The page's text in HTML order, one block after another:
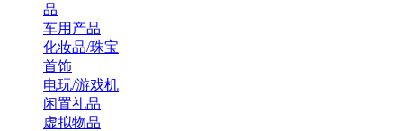
品
车用产品
化妆品/珠宝
首饰
电玩/游戏机
闲置礼品
虚拟物品